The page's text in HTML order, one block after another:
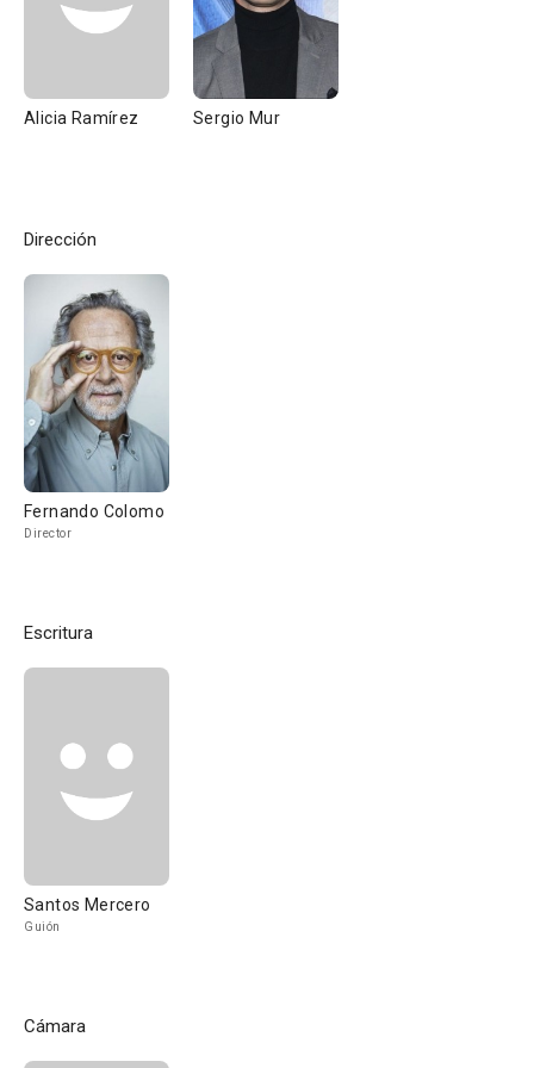
Alicia Ramírez Sergio Mur
Dirección
Fernando Colomo
Director
Escritura
Santos Mercero
Guión
Cámara